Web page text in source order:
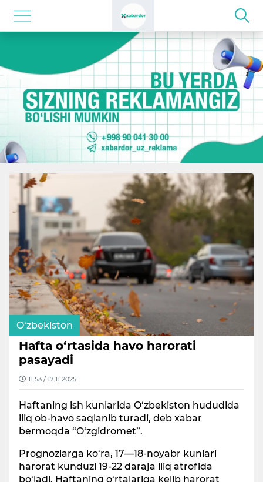
O‘zbekiston
Hafta o‘rtasida havo harorati
pasayadi
11:53 / 17.11.2025
Haftaning ish kunlarida O‘zbekiston hududida
iliq ob-havo saqlanib turadi, deb xabar
bermoqda “O‘zgidromet”.
Prognozlarga ko‘ra, 17—18-noyabr kunlari
harorat kunduzi 19-22 daraja iliq atrofida
bo‘ladi. Haftaning o‘rtalariga kelib harorat